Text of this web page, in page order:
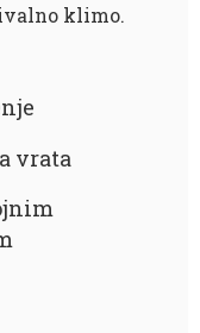
klimo.
vrata